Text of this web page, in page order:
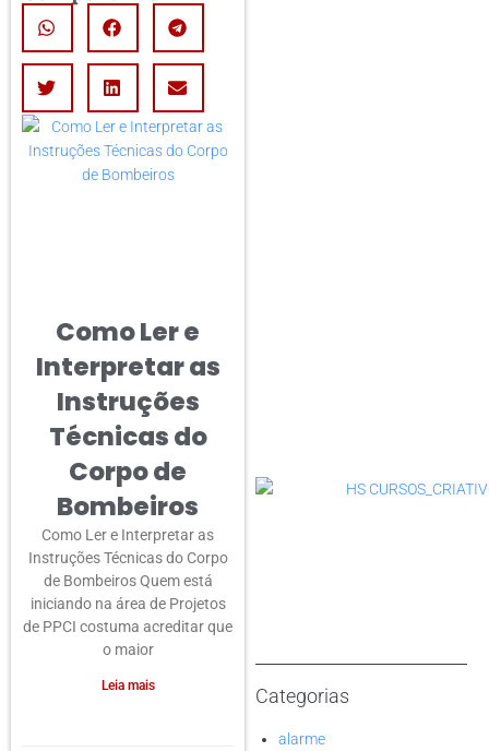
Como Ler e
Interpretar as
Instruções
Técnicas do
Corpo de
Bombeiros
Como Ler e Interpretar as
Instruções Técnicas do Corpo
de Bombeiros Quem está
iniciando na área de Projetos
de PPCI costuma acreditar que
o maior
Leia mais Categorias
alarme